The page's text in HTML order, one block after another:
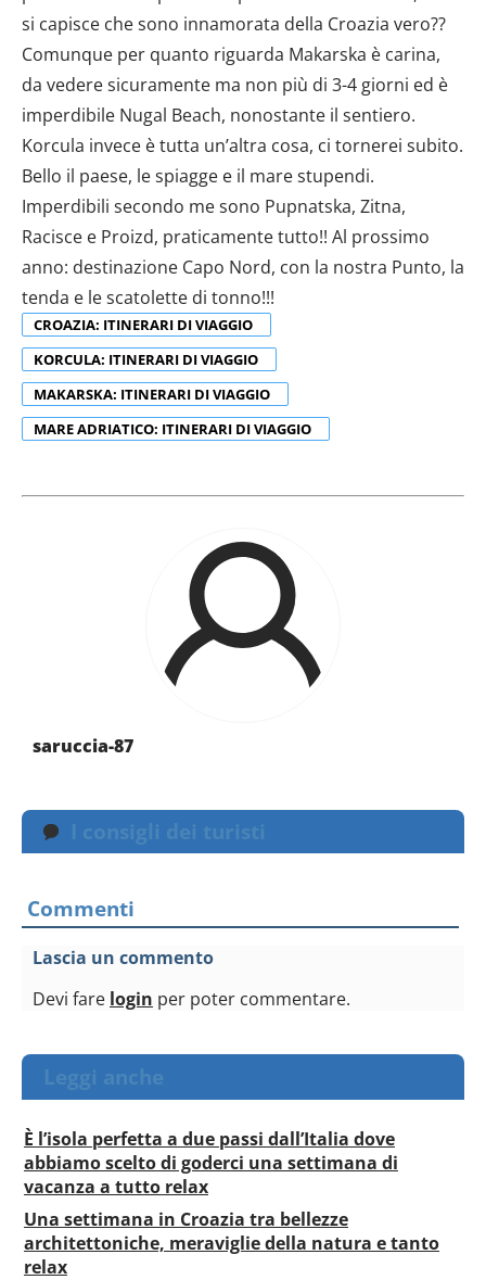
CROAZIA: ITINERARI DI VIAGGIO
KORCULA: ITINERARI DI VIAGGIO
MAKARSKA: ITINERARI DI VIAGGIO
MARE ADRIATICO: ITINERARI DI VIAGGIO
saruccia-87
I consigli dei turisti
Commenti
Lascia un commento
Devi fare login per poter commentare.
Leggi anche
È l’isola perfetta a due passi dall’Italia dove
abbiamo scelto di goderci una settimana di
vacanza a tutto relax
Una settimana in Croazia tra bellezze
architettoniche, meraviglie della natura e tanto
relax